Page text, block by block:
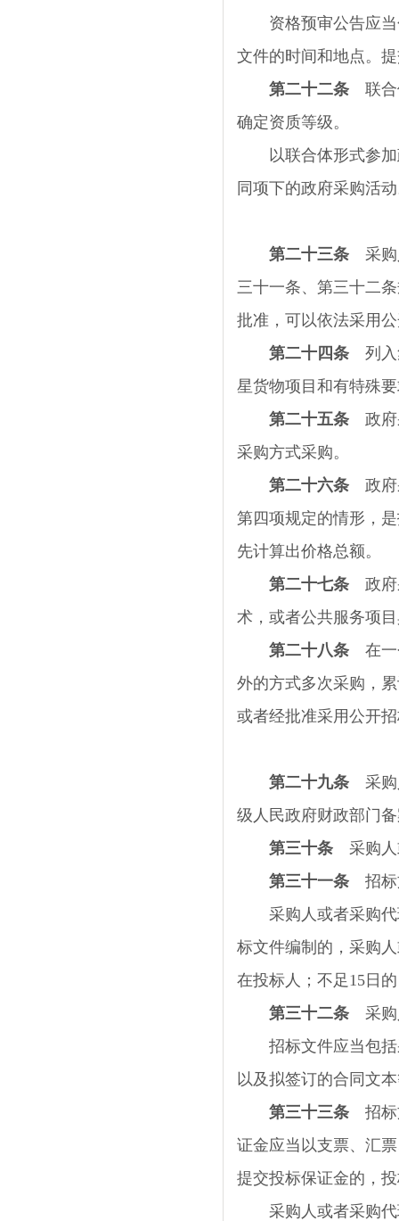
资格预审公告应当
文件的时间和地点。
第二十二条 联合
确定资质等级。
以联合体形式参加
同项下的政府采购活
第二十三条 采购
三十一条、第三十二
批准，可以依法采用
第二十四条 列入
星货物项目和有特殊
第二十五条 政府
采购方式采购。
第二十六条 政府
第四项规定的情形，
先计算出价格总额。
第二十七条 政府
术，或者公共服务项
第二十八条 在一
外的方式多次采购，
或者经批准采用公开
第二十九条 采购
级人民政府财政部门
第三十条 采购人
第三十一条 招标
采购人或者采购代
标文件编制的，采购
在投标人；不足 15 日
第三十二条 采购
招标文件应当包括
以及拟签订的合同文
第三十三条 招标
证金应当以支票、汇
提交投标保证金的，
采购人或者采购代